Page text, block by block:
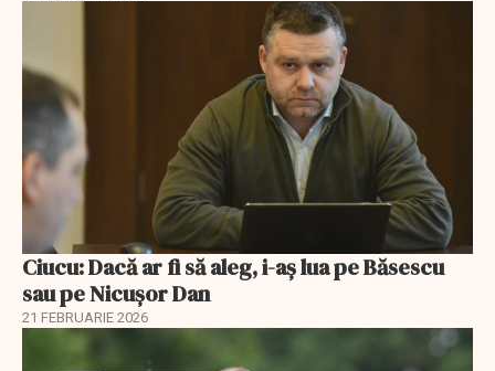
Ciucu: Dacă ar fi să aleg, i-aș lua pe Băsescu
sau pe Nicușor Dan
21 FEBRUARIE 2026